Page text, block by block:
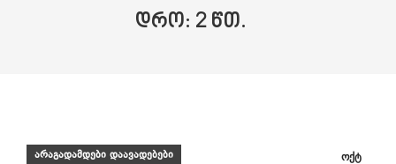
ოქტ
არაგადამდები დაავადებები